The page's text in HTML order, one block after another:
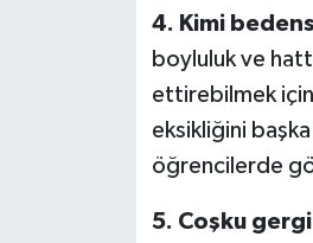
4. Kimi
boyluluk ve
ettirebilmek
eksikliğini başka
öğrencilerde
5. Coşku